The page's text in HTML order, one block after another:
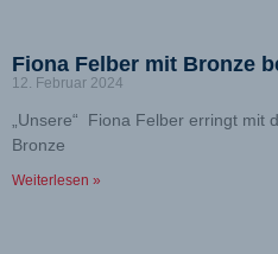
Fiona Felber mit Bronze
12. Februar 2024
„Unsere“ Fiona Felber erringt mit
Bronze
Weiterlesen »